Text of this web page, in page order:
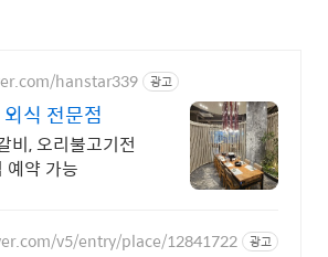
hanstar339 광고
식 전문점
비, 오리불고기전
예약 가능
v5/entry/place/12841722 광고